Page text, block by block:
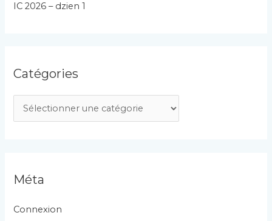
IC 2026 – dzien 1
Catégories
a
g
r
Méta
Connexion